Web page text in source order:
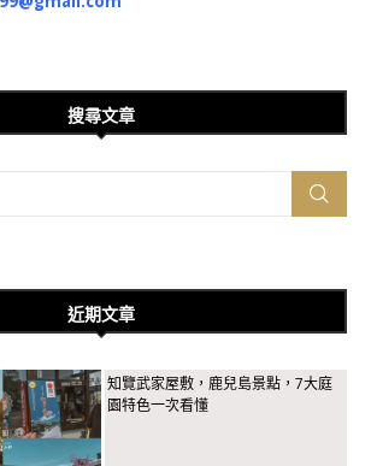
搜尋文章
近期文章
知覽武家屋敷，鹿兒島景點，7大庭
園特色一次看懂